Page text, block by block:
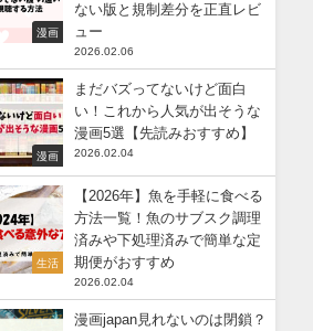
漫画
ない版と規制差分を正直レビ
ュー
2026.02.06
漫画
まだバズってないけど面白
い！これから人気が出そうな
漫画5選【先読みおすすめ】
2026.02.04
生活
【2026年】魚を手軽に食べる
方法一覧！魚のサブスク調理
済みや下処理済みで簡単な定
期便がおすすめ
2026.02.04
漫画japan見れないのは閉鎖？